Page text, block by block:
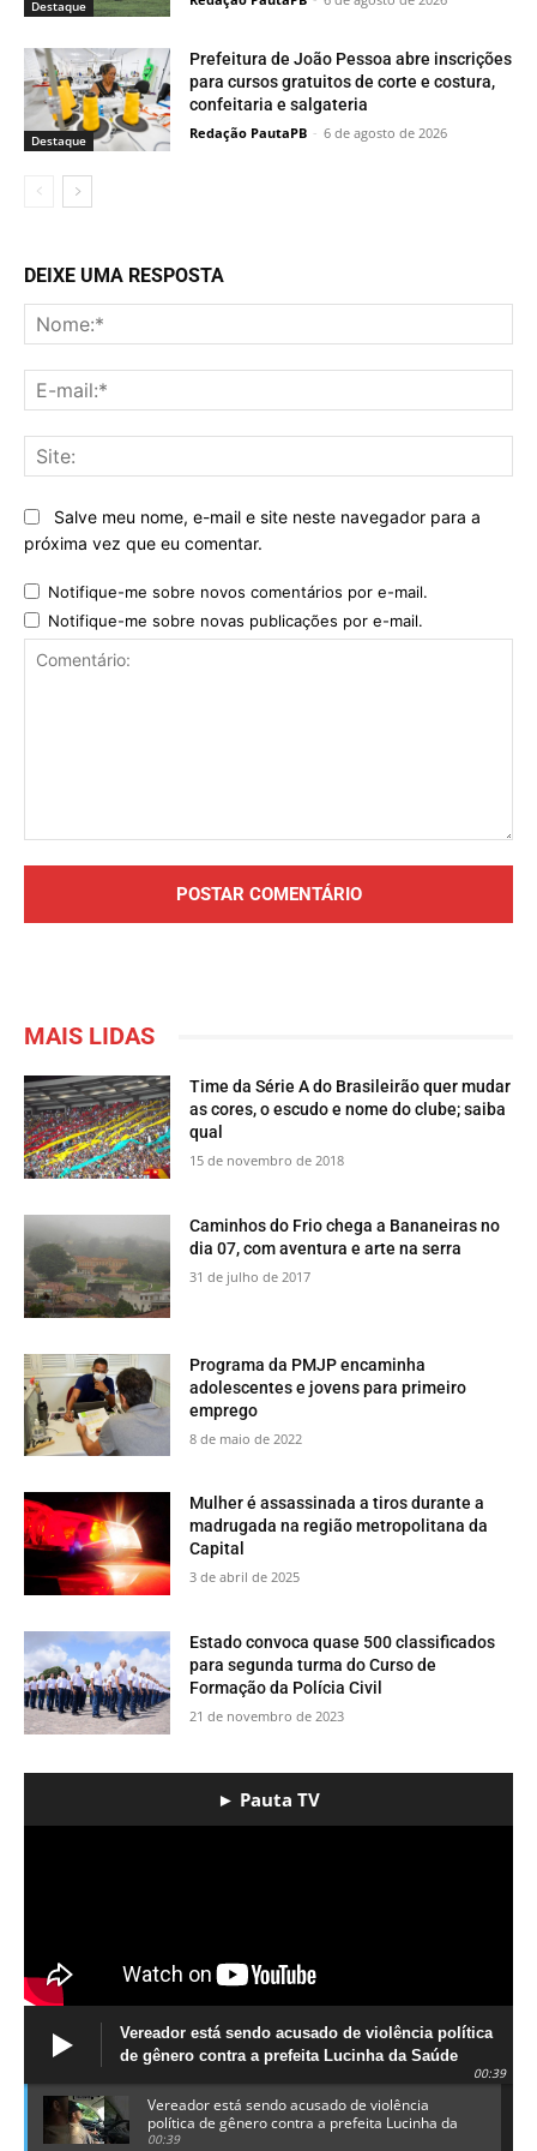
Destaque
Destaque
Prefeitura de João Pessoa abre inscrições
para cursos gratuitos de corte e costura,
confeitaria e salgateria
Redação PautaPB - 6 de agosto de 2026
DEIXE UMA RESPOSTA
Salve meu nome, e-mail e site neste navegador para a
próxima vez que eu comentar.
Notifique-me sobre novos comentários por e-mail.
Notifique-me sobre novas publicações por e-mail.
MAIS LIDAS
Time da Série A do Brasileirão quer mudar
as cores, o escudo e nome do clube; saiba
qual
15 de novembro de 2018
​Caminhos do Frio chega a Bananeiras no
dia 07, com aventura e arte na serra
31 de julho de 2017
​Programa da PMJP encaminha
adolescentes e jovens para primeiro
emprego
8 de maio de 2022
Mulher é assassinada a tiros durante a
madrugada na região metropolitana da
Capital
3 de abril de 2025
Estado convoca quase 500 classificados
para segunda turma do Curso de
Formação da Polícia Civil ​
21 de novembro de 2023
► Pauta TV
Vereador está sendo acusado de violência política
de gênero contra a prefeita Lucinha da Saúde
00:39
Vereador está sendo acusado de violência
política de gênero contra a prefeita Lucinha da
Saúde
00:39